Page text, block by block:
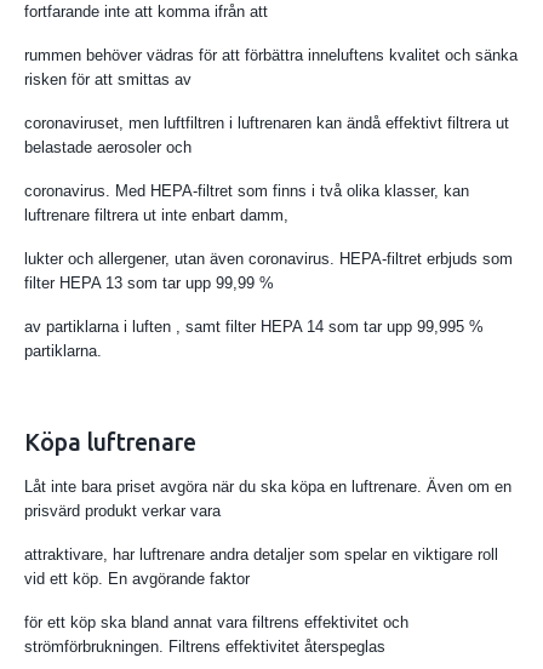
fortfarande inte att komma ifrån att
rummen behöver vädras för att förbättra inneluftens kvalitet och sänka
risken för att smittas av
coronaviruset, men luftfiltren i luftrenaren kan ändå effektivt filtrera ut
belastade aerosoler och
coronavirus. Med HEPA-filtret som finns i två olika klasser, kan
luftrenare filtrera ut inte enbart damm,
lukter och allergener, utan även coronavirus. HEPA-filtret erbjuds som
filter HEPA 13 som tar upp 99,99 %
av partiklarna i luften , samt filter HEPA 14 som tar upp 99,995 %
partiklarna.
Köpa luftrenare
Låt inte bara priset avgöra när du ska köpa en luftrenare. Även om en
prisvärd produkt verkar vara
attraktivare, har luftrenare andra detaljer som spelar en viktigare roll
vid ett köp. En avgörande faktor
för ett köp ska bland annat vara filtrens effektivitet och
strömförbrukningen. Filtrens effektivitet återspeglas